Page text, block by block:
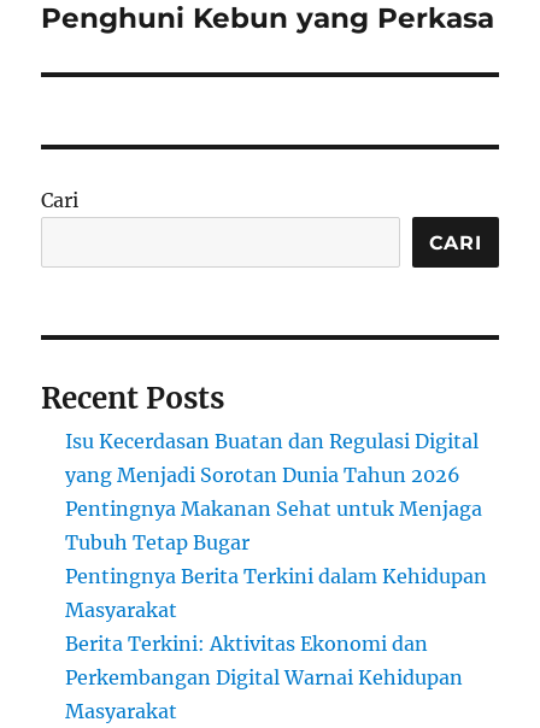
post:
Penghuni Kebun yang Perkasa
Cari
CARI
Recent Posts
Isu Kecerdasan Buatan dan Regulasi Digital
yang Menjadi Sorotan Dunia Tahun 2026
Pentingnya Makanan Sehat untuk Menjaga
Tubuh Tetap Bugar
Pentingnya Berita Terkini dalam Kehidupan
Masyarakat
Berita Terkini: Aktivitas Ekonomi dan
Perkembangan Digital Warnai Kehidupan
Masyarakat